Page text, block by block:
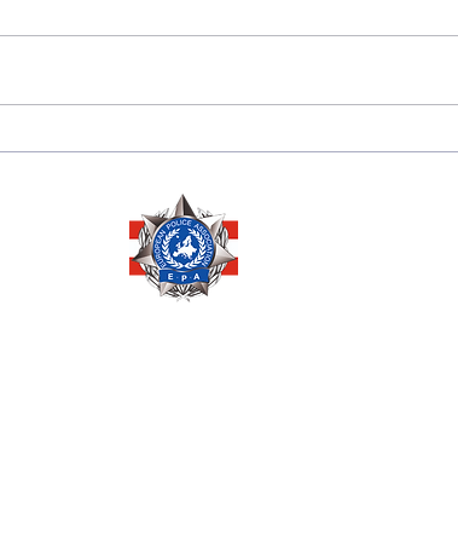
BEZIEHUNGEN
ZWISCHEN PERU 🇵🇪
UND ÖSTERREICH 🇦🇹